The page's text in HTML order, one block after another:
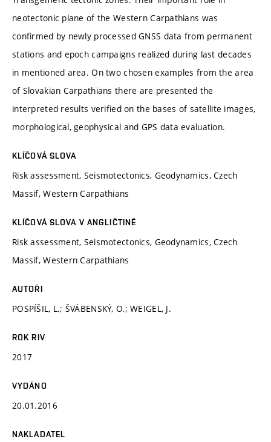
neotectonic plane of the Western Carpathians was
confirmed by newly processed GNSS data from permanent
stations and epoch campaigns realized during last decades
in mentioned area. On two chosen examples from the area
of Slovakian Carpathians there are presented the
interpreted results verified on the bases of satellite images,
morphological, geophysical and GPS data evaluation.
KLÍČOVÁ SLOVA
Risk assessment, Seismotectonics, Geodynamics, Czech
Massif, Western Carpathians
KLÍČOVÁ SLOVA V ANGLIČTINĚ
Risk assessment, Seismotectonics, Geodynamics, Czech
Massif, Western Carpathians
AUTOŘI
POSPÍŠIL, L.; ŠVÁBENSKÝ, O.; WEIGEL, J.
ROK RIV
2017
VYDÁNO
20.01.2016
NAKLADATEL